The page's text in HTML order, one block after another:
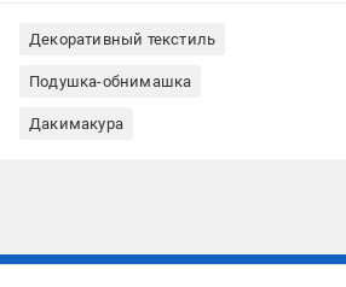
Декоративный текстиль
Подушка-обнимашка
Дакимакура